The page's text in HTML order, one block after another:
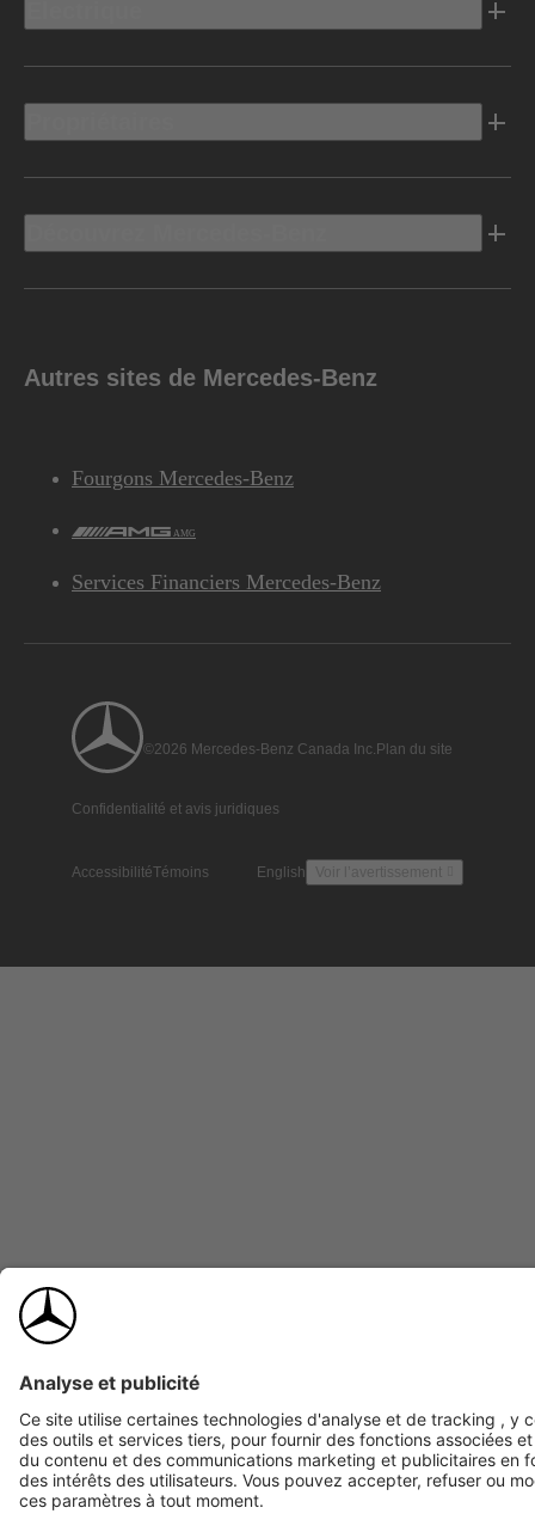
Autres sites de Mercedes-Benz
Fourgons Mercedes-Benz
AMG
Services Financiers Mercedes-Benz
©2026 Mercedes-Benz Canada Inc.Plan du site
Confidentialité et avis juridiques
AccessibilitéTémoins English Voir l’avertissement